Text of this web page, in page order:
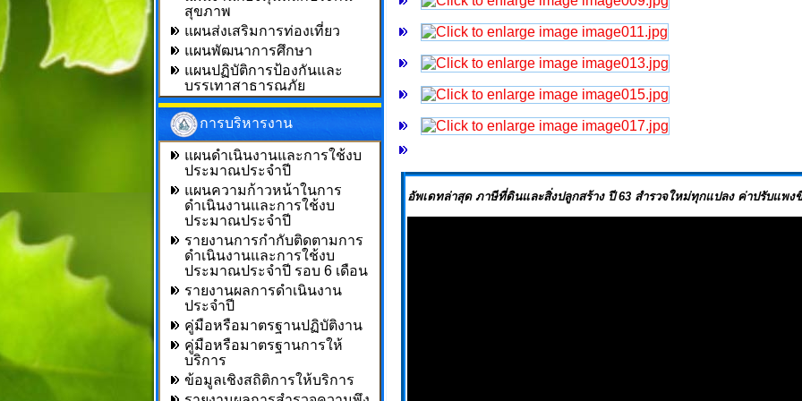
สุขภาพ
แผนส่งเสริมการท่องเที่ยว
แผนพัฒนาการศึกษา
แผนปฏิบัติการป้องกันและ
บรรเทาสาธารณภัย
การบริหารงาน
แผนดำเนินงานและการใช้งบ
ประมาณประจำปี
แผนความก้าวหน้าในการ
ดำเนินงานและการใช้งบ
ประมาณประจำปี
รายงานการกำกับติดตามการ
ดำเนินงานและการใช้งบ
ประมาณประจำปี รอบ 6 เดือน
รายงานผลการดำเนินงาน
ประจำปี
คู่มือหรือมาตรฐานปฏิบัติงาน
คู่มือหรือมาตรฐานการให้
บริการ
ข้อมูลเชิงสถิติการให้บริการ
อัพเดทล่าสุด ภาษีที่ดินและสิ่งปลูกสร้าง ปี 63 สำรวจใหม่ทุกแปลง ค่าปรับแพง